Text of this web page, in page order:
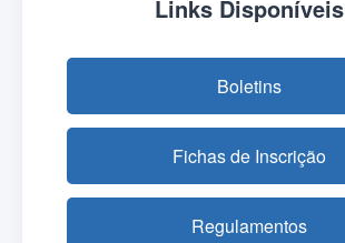
Links Disponíveis
Boletins
Fichas de Inscrição
Regulamentos